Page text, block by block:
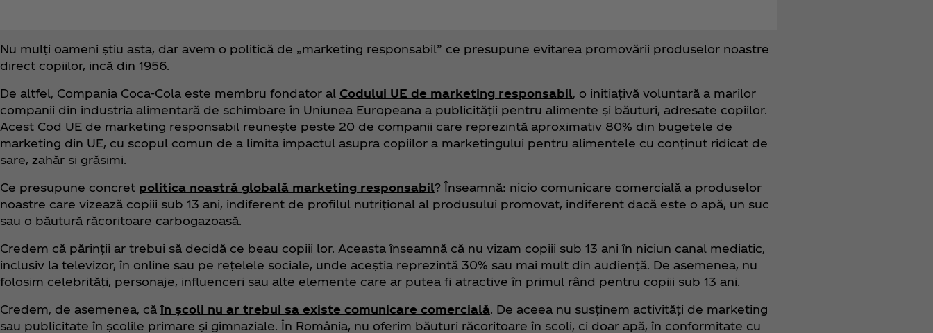
Nu mulți oameni știu asta, dar avem o politică de „marketing responsabil” ce presupune evitarea promovării produselor noastre
direct copiilor, incă din 1956.
De altfel, Compania Coca‑Cola este membru fondator al Codului UE de marketing responsabil, o initiațivă voluntară a marilor
companii din industria alimentară de schimbare în Uniunea Europeana a publicității pentru alimente și băuturi, adresate copiilor.
Acest Cod UE de marketing responsabil reunește peste 20 de companii care reprezintă aproximativ 80% din bugetele de
marketing din UE, cu scopul comun de a limita impactul asupra copiilor a marketingului pentru alimentele cu conținut ridicat de
sare, zahăr si grăsimi.
Ce presupune concret politica noastră globală marketing responsabil? Înseamnă: nicio comunicare comercială a produselor
noastre care vizează copiii sub 13 ani, indiferent de profilul nutrițional al produsului promovat, indiferent dacă este o apă, un suc
sau o băutură răcoritoare carbogazoasă.
Credem că părinții ar trebui să decidă ce beau copiii lor. Aceasta înseamnă că nu vizam copiii sub 13 ani în niciun canal mediatic,
inclusiv la televizor, în online sau pe rețelele sociale, unde aceștia reprezintă 30% sau mai mult din audiență. De asemenea, nu
folosim celebrități, personaje, influenceri sau alte elemente care ar putea fi atractive în primul rând pentru copiii sub 13 ani.
Credem, de asemenea, căîn școli nu ar trebui sa existe comunicare comercială . De aceea nu susținem activități de marketing
sau publicitate în școlile primare și gimnaziale. În România, nu oferim băuturi răcoritoare în scoli, ci doar apă, în conformitate cu